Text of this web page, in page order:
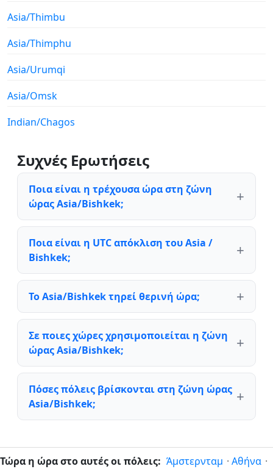
Asia/Thimbu
Asia/Thimphu
Asia/Urumqi
Asia/Omsk
Indian/Chagos
Συχνές Ερωτήσεις
Ποια είναι η τρέχουσα ώρα στη ζώνη
ώρας Asia/Bishkek;
Ποια είναι η UTC απόκλιση του Asia /
Bishkek;
Το Asia/Bishkek τηρεί θερινή ώρα;
Σε ποιες χώρες χρησιμοποιείται η ζώνη
ώρας Asia/Bishkek;
Πόσες πόλεις βρίσκονται στη ζώνη ώρας
Asia/Bishkek;
Τώρα η ώρα στο αυτές οι πόλεις: Άμστερνταμ · Αθήνα ·